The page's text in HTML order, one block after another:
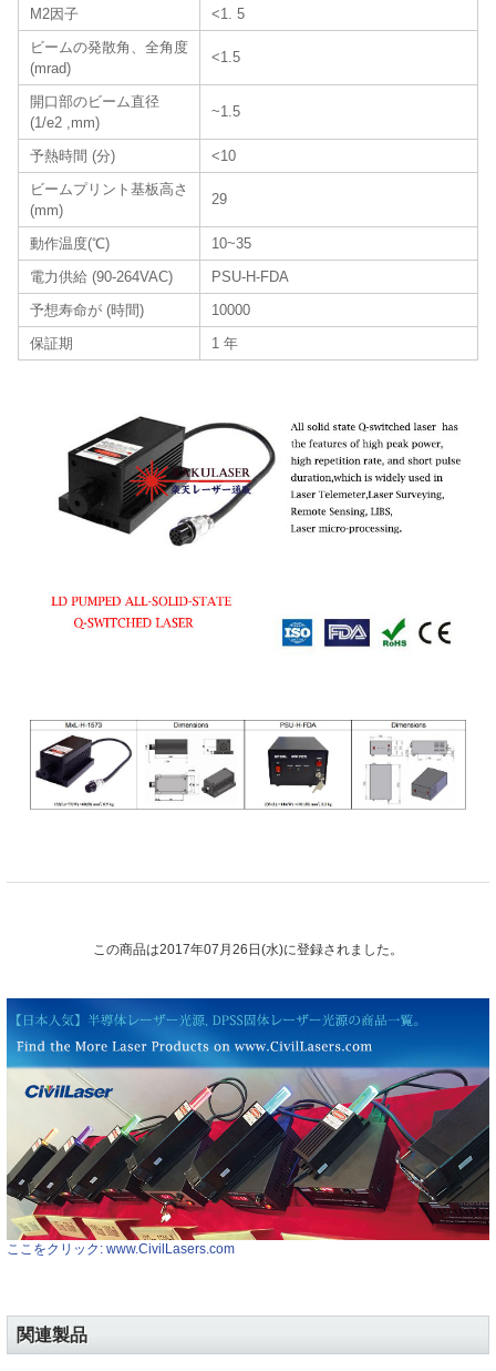
M2因子
<1. 5
ビームの発散角、全角度
(mrad)
<1.5
開口部のビーム直径
(1/e2 ,mm)
~1.5
予熱時間 (分)
<10
ビームプリント基板高さ
(mm)
29
動作温度(℃)
10~35
電力供給 (90-264VAC)
PSU-H-FDA
予想寿命が (時間)
10000
保証期
1 年
この商品は2017年07月26日(水)に登録されました。
ここをクリック: www.CivilLasers.com
関連製品